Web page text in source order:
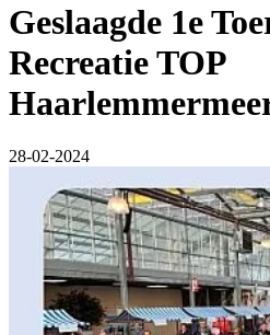
Geslaagde 1e
Recreatie TOP
28-02-2024